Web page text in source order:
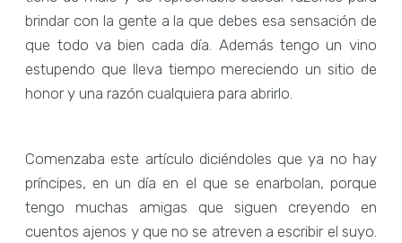
brindar con la gente a la que debes esa sensación de
que todo va bien cada día. Además tengo un vino
estupendo que lleva tiempo mereciendo un sitio de
honor y una razón cualquiera para abrirlo.
Comenzaba este artículo diciéndoles que ya no hay
príncipes, en un día en el que se enarbolan, porque
tengo muchas amigas que siguen creyendo en
cuentos ajenos y que no se atreven a escribir el suyo.